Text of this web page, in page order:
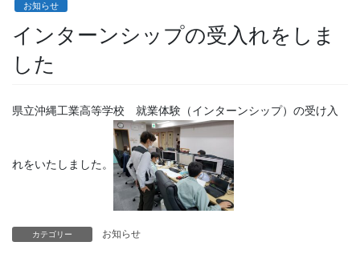
お知らせ
インターンシップの受入れをしま
した
県立沖縄工業高等学校 就業体験（インターンシップ）の受け入
れをいたしました。
カテゴリー お知らせ